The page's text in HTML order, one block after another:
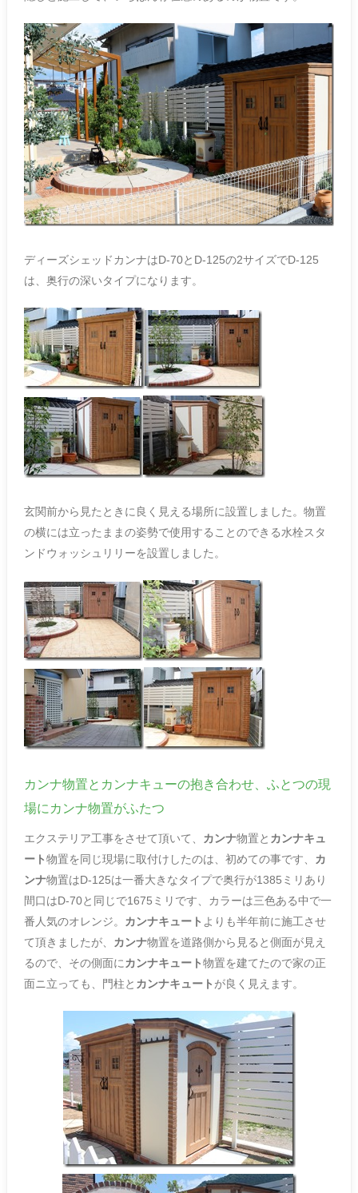
ディーズシェッドカンナはD-70とD-125の2サイズでD-125
は、奥行の深いタイプになります。
玄関前から見たときに良く見える場所に設置しました。物置
の横には立ったままの姿勢で使用することのできる水栓スタ
ンドウォッシュリリーを設置しました。
カンナ物置とカンナキューの抱き合わせ、ふとつの現
場にカンナ物置がふたつ
エクステリア工事をさせて頂いて、 カンナ物置と カンナキュ
ート物置を同じ現場に取付けしたのは、初めての事です、 カ
ンナ物置はD-125は一番大きなタイプで奥行が1385ミリあり
間口はD-70と同じで1675ミリです、カラーは三色ある中で一
番人気のオレンジ。 カンナキュート よりも半年前に施工させ
て頂きましたが、 カンナ物置を道路側から見ると側面が見え
るので、その側面にカンナキュート物置を建てたので家の正
面ニ立っても、門柱と カンナキュート が良く見えます。